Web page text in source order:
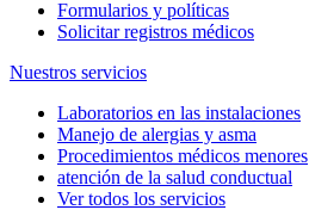
Formularios y políticas
Solicitar registros médicos
Nuestros servicios
Laboratorios en las instalaciones
Manejo de alergias y asma
Procedimientos médicos menores
atención de la salud conductual
Ver todos los servicios